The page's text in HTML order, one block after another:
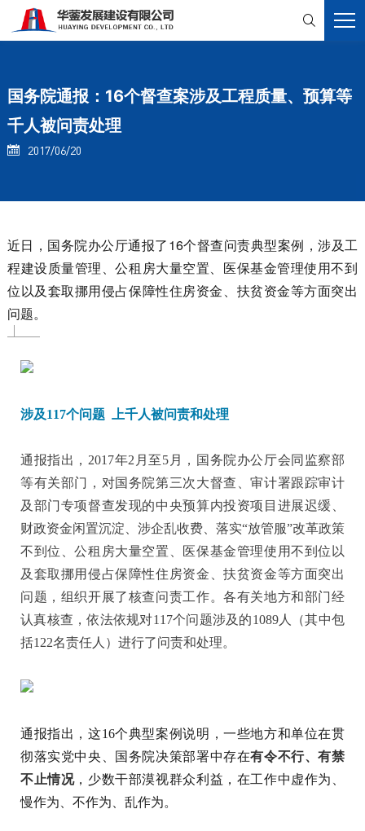

国务院通报：16个督查案涉及工程质量、预算等
千人被问责处理
 2017/06/20
近日，国务院办公厅通报了16个督查问责典型案例，涉及工
程建设质量管理、公租房大量空置、医保基金管理使用不到
位以及套取挪用侵占保障性住房资金、扶贫资金等方面突出
问题。
涉及117个问题 上千人被问责和处理
通报指出，2017年2月至5月，国务院办公厅会同监察部
等有关部门，对国务院第三次大督查、审计署跟踪审计
及部门专项督查发现的中央预算内投资项目进展迟缓、
财政资金闲置沉淀、涉企乱收费、落实“放管服”改革政策
不到位、公租房大量空置、医保基金管理使用不到位以
及套取挪用侵占保障性住房资金、扶贫资金等方面突出
问题，组织开展了核查问责工作。各有关地方和部门经
认真核查，依法依规对117个问题涉及的1089人（其中包
括122名责任人）进行了问责和处理。
通报指出，这16个典型案例说明，一些地方和单位在贯
彻落实党中央、国务院决策部署中存在有令不行、有禁
不止情况，少数干部漠视群众利益，在工作中虚作为、
慢作为、不作为、乱作为。